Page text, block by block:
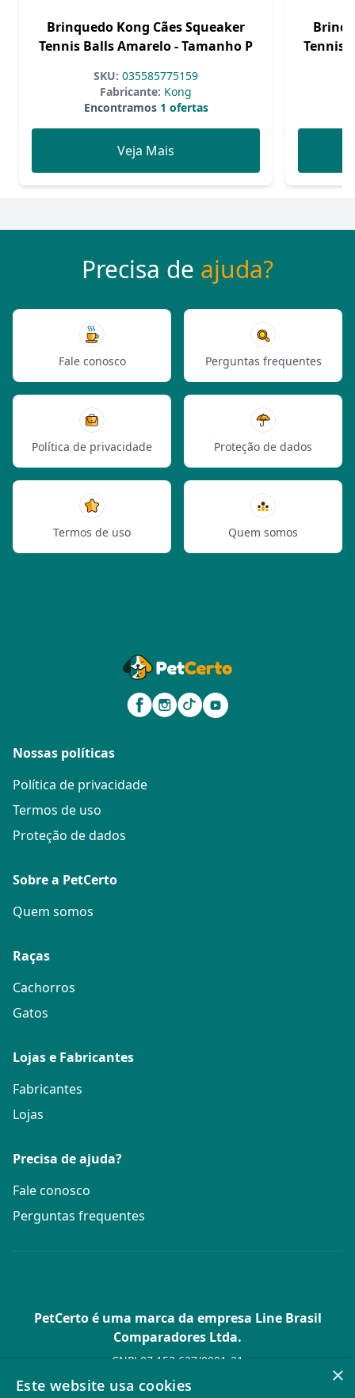
Brinquedo Kong Cães Squeaker
Tennis Balls Amarelo - Tamanho P
SKU: 035585775159
Fabricante: Kong
Encontramos1 ofertas
Veja Mais
Tennis
Precisa de ajuda?
Fale conosco Perguntas frequentes
Política de privacidade Proteção de dados
Termos de uso Quem somos
Nossas políticas
Política de privacidade
Termos de uso
Proteção de dados
Sobre a PetCerto
Quem somos
Raças
Cachorros
Gatos
Lojas e Fabricantes
Fabricantes
Lojas
Precisa de ajuda?
Fale conosco
Perguntas frequentes
PetCerto é uma marca da empresa Line Brasil
Comparadores Ltda.
CNPJ 07.153.627/0001-21
Av. Paulista, 1.636 Conj. 4 Pavilhão 15 - Bela Vista - São Paulo -
×
Este website usa cookies